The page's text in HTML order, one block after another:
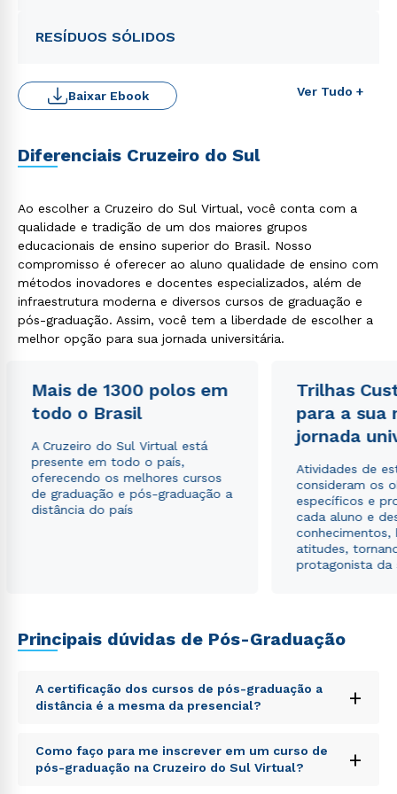
RESÍDUOS SÓLIDOS
Ver Tudo +
Baixar Ebook
Diferenciais Cruzeiro do Sul
Ao escolher a Cruzeiro do Sul Virtual, você conta com a
qualidade e tradição de um dos maiores grupos
educacionais de ensino superior do Brasil. Nosso
compromisso é oferecer ao aluno qualidade de ensino com
métodos inovadores e docentes especializados, além de
infraestrutura moderna e diversos cursos de graduação e
pós-graduação. Assim, você tem a liberdade de escolher a
melhor opção para sua jornada universitária.
Mais de 1300 polos em
todo o Brasil
A Cruzeiro do Sul Virtual está
presente em todo o país,
oferecendo os melhores cursos
de graduação e pós-graduação a
distância do país
Trilhas
para a sua
jornada
Atividades de
consideram os
específicos e
cada aluno e
conhecimentos,
atitudes,
protagonista da
Principais dúvidas de Pós-Graduação
A certificação dos cursos de pós-graduação a
distância é a mesma da presencial?
+
Sed ut perspiciatis unde omnis iste natus error sit
voluptatem accusantium doloremque laudantium,
totam rem aperiam, eaque ipsa quae ab illo inventore
Como faço para me inscrever em um curso de
pós-graduação na Cruzeiro do Sul Virtual?
+
Rápido e fácil
WhatsApp
ou
Estou de acordo com a Política de Privacidade.e
autorizo que meus dados sejam utilizados para o
envio de conteúdos da Cruzeiro do Sul.